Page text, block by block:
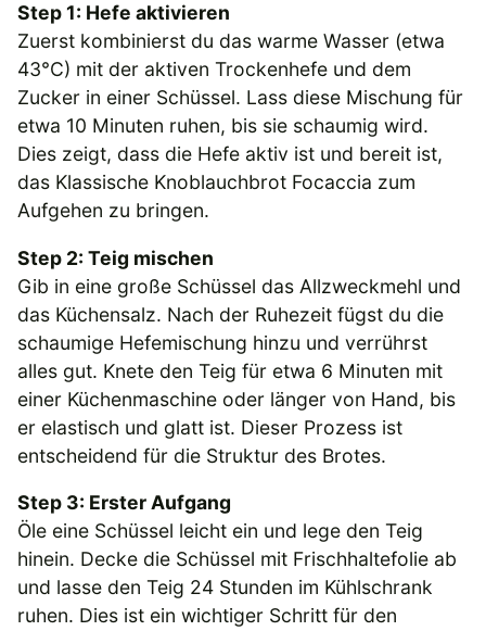
Step 1: Hefe aktivieren
Zuerst kombinierst du das warme Wasser (etwa
43°C) mit der aktiven Trockenhefe und dem
Zucker in einer Schüssel. Lass diese Mischung für
etwa 10 Minuten ruhen, bis sie schaumig wird.
Dies zeigt, dass die Hefe aktiv ist und bereit ist,
das Klassische Knoblauchbrot Focaccia zum
Aufgehen zu bringen.
Step 2: Teig mischen
Gib in eine große Schüssel das Allzweckmehl und
das Küchensalz. Nach der Ruhezeit fügst du die
schaumige Hefemischung hinzu und verrührst
alles gut. Knete den Teig für etwa 6 Minuten mit
einer Küchenmaschine oder länger von Hand, bis
er elastisch und glatt ist. Dieser Prozess ist
entscheidend für die Struktur des Brotes.
Step 3: Erster Aufgang
Öle eine Schüssel leicht ein und lege den Teig
hinein. Decke die Schüssel mit Frischhaltefolie ab
und lasse den Teig 24 Stunden im Kühlschrank
ruhen. Dies ist ein wichtiger Schritt für den